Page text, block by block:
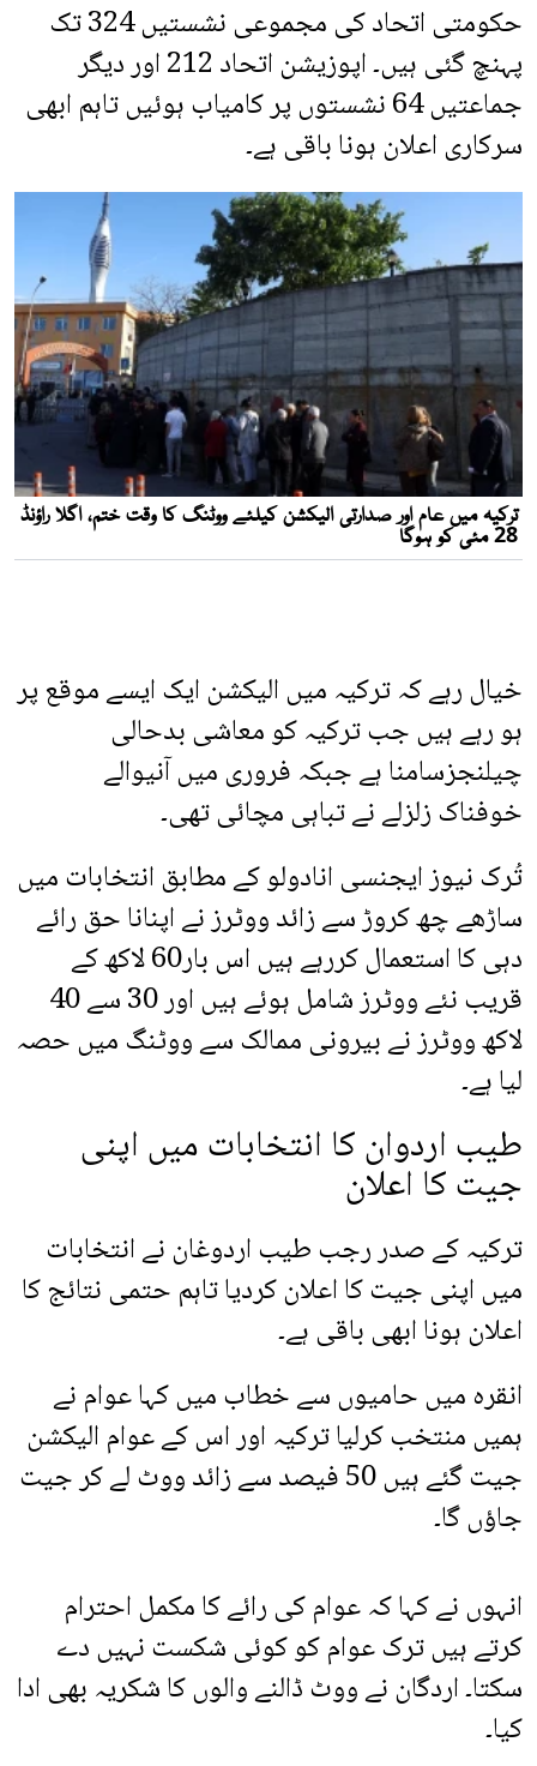
حکومتی اتحاد کی مجموعی نشستیں 324 تک
پہنچ گئی ہیں۔ اپوزیشن اتحاد 212 اور دیگر
جماعتیں 64 نشستوں پر کامیاب ہوئیں تاہم ابھی
سرکاری اعلان ہونا باقی ہے۔
خیال رہے کہ ترکیہ میں الیکشن ایک ایسے موقع پر
ہو رہے ہیں جب ترکیہ کو معاشی بدحالی
چیلنجزسامنا ہے جبکہ فروری میں آنیوالے
خوفناک زلزلے نے تباہی مچائی تھی۔
تُرک نیوز ایجنسی انادولو کے مطابق انتخابات میں
ساڑھے چھ کروڑ سے زائد ووٹرز نے اپنانا حق رائے
دہی کا استعمال کررہے ہیں اس بار60 لاکھ کے
قریب نئے ووٹرز شامل ہوئے ہیں اور 30 سے 40
لاکھ ووٹرز نے بیرونی ممالک سے ووٹنگ میں حصہ
لیا ہے۔
طیب اردوان کا انتخابات میں اپنی
جیت کا اعلان
ترکیہ کے صدر رجب طیب اردوغان نے انتخابات
میں اپنی جیت کا اعلان کردیا تاہم حتمی نتائج کا
اعلان ہونا ابھی باقی ہے۔
انقرہ میں حامیوں سے خطاب میں کہا عوام نے
ہمیں منتخب کرلیا ترکیہ اور اس کے عوام الیکشن
جیت گئے ہیں 50 فیصد سے زائد ووٹ لے کر جیت
جاؤں گا۔
انہوں نے کہا کہ عوام کی رائے کا مکمل احترام
کرتے ہیں ترک عوام کو کوئی شکست نہیں دے
سکتا۔ اردگان نے ووٹ ڈالنے والوں کا شکریہ بھی ادا
کیا۔